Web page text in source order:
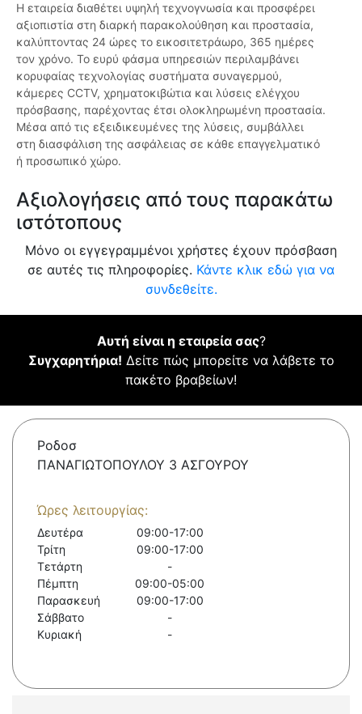
Η εταιρεία διαθέτει υψηλή τεχνογνωσία και προσφέρει
αξιοπιστία στη διαρκή παρακολούθηση και προστασία,
καλύπτοντας 24 ώρες το εικοσιτετράωρο, 365 ημέρες
τον χρόνο. Το ευρύ φάσμα υπηρεσιών περιλαμβάνει
κορυφαίας τεχνολογίας συστήματα συναγερμού,
κάμερες CCTV, χρηματοκιβώτια και λύσεις ελέγχου
πρόσβασης, παρέχοντας έτσι ολοκληρωμένη προστασία.
Μέσα από τις εξειδικευμένες της λύσεις, συμβάλλει
στη διασφάλιση της ασφάλειας σε κάθε επαγγελματικό
ή προσωπικό χώρο.
Αξιολογήσεις από τους παρακάτω
ιστότοπους
Μόνο οι εγγεγραμμένοι χρήστες έχουν πρόσβαση
σε αυτές τις πληροφορίες. Κάντε κλικ εδώ για να
συνδεθείτε.
Αυτή είναι η εταιρεία σας?
Συγχαρητήρια! Δείτε πώς μπορείτε να λάβετε το
πακέτο βραβείων!
Ροδοσ
ΠΑΝΑΓΙΩΤΟΠΟΥΛΟΥ 3 ΑΣΓΟΥΡΟΥ
Ώρες λειτουργίας:
Δευτέρα
09:00-17:00
Τρίτη
09:00-17:00
Τετάρτη
-
Πέμπτη
09:00-05:00
Παρασκευή
09:00-17:00
Σάββατο
-
Κυριακή
-